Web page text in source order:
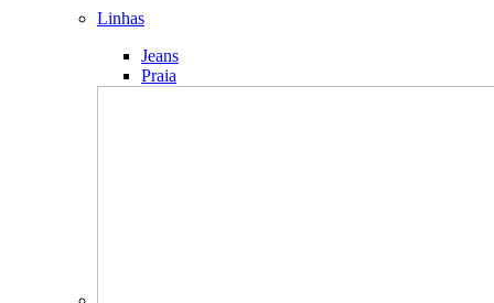
Linhas
Jeans
Praia